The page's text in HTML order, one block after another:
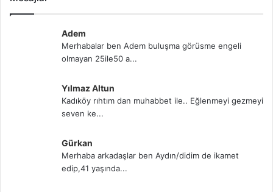
Adem
Merhabalar ben Adem buluşma görüsme engeli
olmayan 25ile50 a...
Yılmaz Altun
Kadıköy rıhtım dan muhabbet ile.. Eğlenmeyi gezmeyi
seven ke...
Gürkan
Merhaba arkadaşlar ben Aydın/didim de ikamet
edip,41 yaşında...